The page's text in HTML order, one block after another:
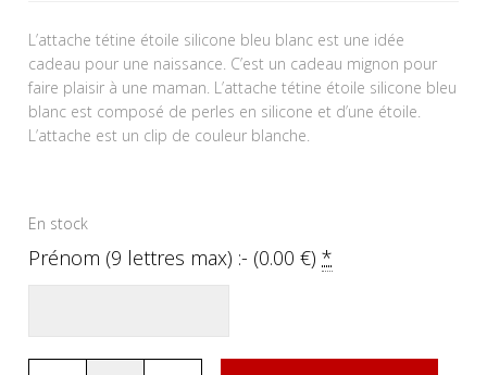
L’attache tétine étoile silicone bleu blanc est une idée
cadeau pour une naissance. C’est un cadeau mignon pour
faire plaisir à une maman. L’attache tétine étoile silicone bleu
blanc est composé de perles en silicone et d’une étoile.
L’attache est un clip de couleur blanche.
En stock
Prénom (9 lettres max) :- (0.00€)*